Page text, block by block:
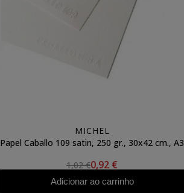
MICHEL
Papel Caballo 109 satin, 250 gr., 30x42 cm., A3
1,02 €0,92 €
Adicionar ao carrinho